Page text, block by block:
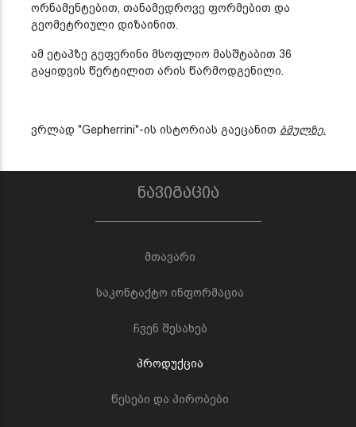
ორნამენტებით, თანამედროვე ფორმებით და
გეომეტრიული დიზაინით.
ამ ეტაპზე გეფერინი მსოფლიო მასშტაბით 36
გაყიდვის წერტილით არის წარმოდგენილი.
ვრლად "Gepherrini"-ის ისტორიას გაეცანით ბმულზე.
ნავიგაცია
მთავარი
საკონტაქტო ინფორმაცია
ჩვენ შესახებ
პროდუქცია
წესები და პირობები